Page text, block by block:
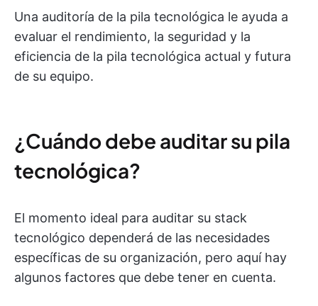
Una auditoría de la pila tecnológica le ayuda a
evaluar el rendimiento, la seguridad y la
eficiencia de la pila tecnológica actual y futura
de su equipo.
¿Cuándo debe auditar su pila
tecnológica?
El momento ideal para auditar su stack
tecnológico dependerá de las necesidades
específicas de su organización, pero aquí hay
algunos factores que debe tener en cuenta.